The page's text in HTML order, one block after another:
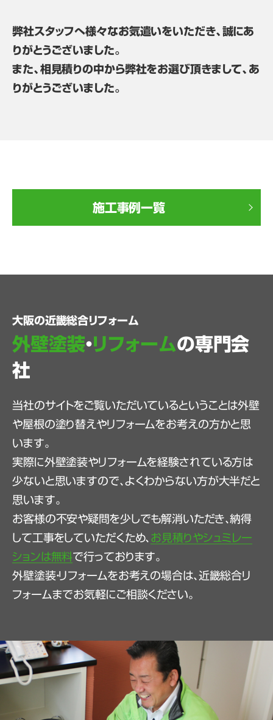
弊社スタッフへ様々なお気遣いをいただき、誠にあ
りがとうございました。
また、相見積りの中から弊社をお選び頂きまして、あ
りがとうございました。
施工事例一覧
大阪の近畿総合リフォーム
外壁塗装・リフォームの専門会
社
当社のサイトをご覧いただいているということは外壁
や屋根の塗り替えやリフォームをお考えの方かと思
います。
実際に外壁塗装やリフォームを経験されている方は
少ないと思いますので、よくわからない方が大半だと
思います。
お客様の不安や疑問を少しでも解消いただき、納得
して工事をしていただくため、 お見積りやシュミレー
ションは無料で行っております。
外壁塗装・リフォームをお考えの場合は、近畿総合リ
フォームまでお気軽にご相談ください。